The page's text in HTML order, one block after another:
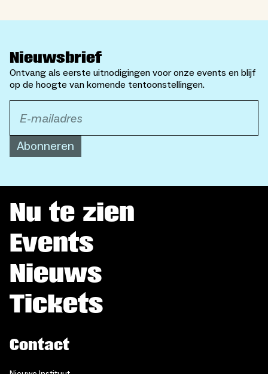
Nieuwsbrief
Ontvang als eerste uitnodigingen voor onze events en blijf
op de hoogte van komende tentoonstellingen.
Abonneren
Nu te zien
Events
Nieuws
Tickets
Contact